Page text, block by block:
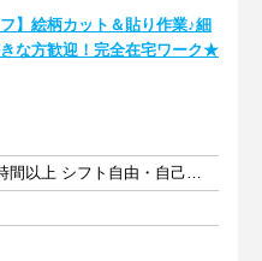
フ】絵柄カット＆貼り作業♪細
な方歓迎！完全在宅ワーク★
週3日以上 1日4時間以上 シフト自由・自己申告